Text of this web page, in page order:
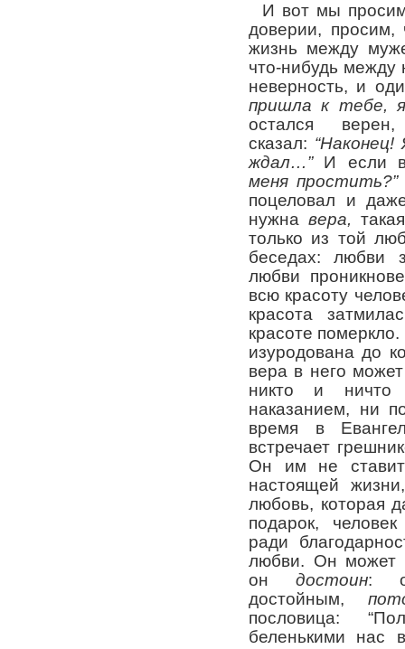
И вот мы
доверии,
жизнь между
что-нибудь
неверность, и
пришла к тебе,
остался
сказал:
ждал…”И если
меня
поцеловал и
нужна вера,
только из той
беседах: любви
любви
всю красоту
красота
красоте
изуродована до
вера в него
никто и ничто
наказанием, ни
время в
встречает
Он им не
настоящей
любовь, которая
подарок,
ради
любви. Он может
он достоин:
достойным,
пословица:
беленькими нас